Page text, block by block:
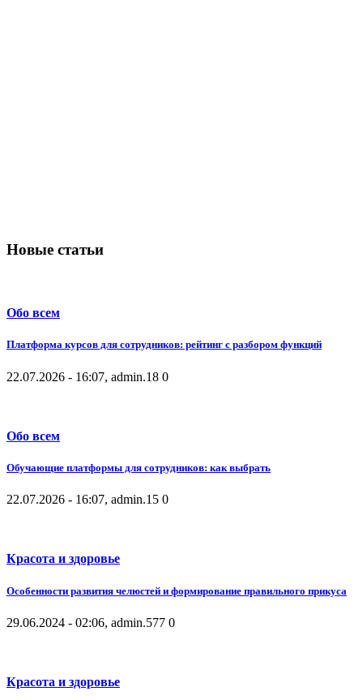
Новые статьи
Обо всем
Платформа курсов для сотрудников: рейтинг с разбором функций
22.07.2026 - 16:07, admin.18 0
Обо всем
Обучающие платформы для сотрудников: как выбрать
22.07.2026 - 16:07, admin.15 0
Красота и здоровье
Особенности развития челюстей и формирование правильного прикуса
29.06.2024 - 02:06, admin.577 0
Красота и здоровье